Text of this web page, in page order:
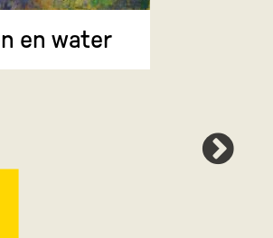
en water